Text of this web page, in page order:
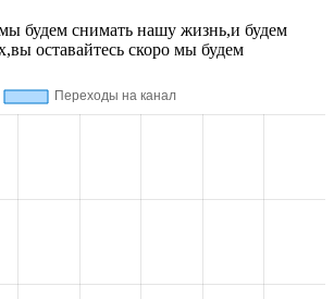
будем снимать нашу жизнь,и будем
оставайтесь скоро мы будем